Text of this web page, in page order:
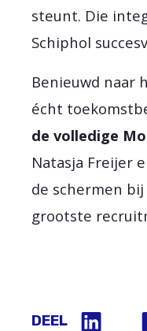
steunt. Die
Schiphol
Benieuwd naar
écht
de volledige
Natasja Freijer
de schermen
grootste
DEEL